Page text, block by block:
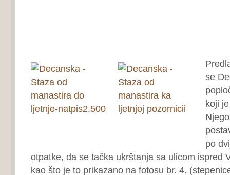
se
koji
po
otpatke, da se tačka ukrštanja sa ulicom ispred
kao što je to prikazano na fotosu br. 4.